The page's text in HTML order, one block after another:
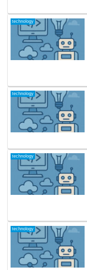
technology
technology
technology
technology